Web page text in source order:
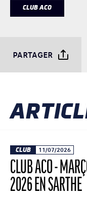
CLUB ACO
PARTAGER
CLUB 11/07/2026
CLUB ACO -
2026 EN SARTHE